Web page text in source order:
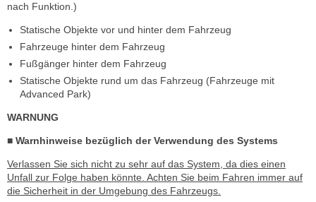
nach Funktion.)
Statische Objekte vor und hinter dem Fahrzeug
Fahrzeuge hinter dem Fahrzeug
Fußgänger hinter dem Fahrzeug
Statische Objekte rund um das Fahrzeug (Fahrzeuge mit
Advanced Park)
WARNUNG
■ Warnhinweise bezüglich der Verwendung des Systems
Verlassen Sie sich nicht zu sehr auf das System, da dies einen
Unfall zur Folge haben könnte. Achten Sie beim Fahren immer auf
die Sicherheit in der Umgebung des Fahrzeugs.